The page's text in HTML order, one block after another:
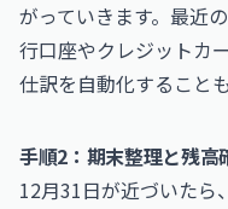
がっていきます。最近
行口座やクレジットカ
仕訳を自動化すること
手順2：期末整理と残高
12月31日が近づいたら